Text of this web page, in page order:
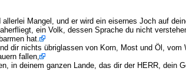
Mangel, und er wird ein eisernes Joch auf
ein Volk, dessen Sprache du nicht
hat.
dir nichts übriglassen von Korn, Most und Öl,
fallen,
in deinem ganzen Lande, das dir der HERR, dein